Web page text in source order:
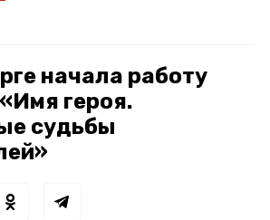
начала работу
героя.
судьбы